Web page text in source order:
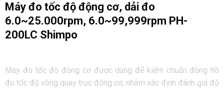
Máy đo tốc độ động cơ, dải đo
6.0~25.000rpm, 6.0~99,999rpm PH-
200LC Shimpo
Máy đo tốc độ động cơ được dùng để kiểm chuẩn đồng hồ
đo tốc độ vòng quay trục động cơ, nhằm xác định đánh giá độ